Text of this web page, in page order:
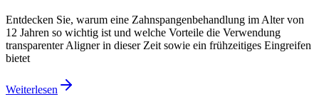
Entdecken Sie, warum eine Zahnspangenbehandlung im Alter von
12 Jahren so wichtig ist und welche Vorteile die Verwendung
transparenter Aligner in dieser Zeit sowie ein frühzeitiges Eingreifen
bietet
Weiterlesen